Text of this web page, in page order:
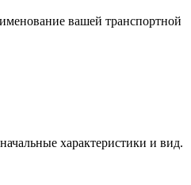
вашей транспортной
характеристики и вид.